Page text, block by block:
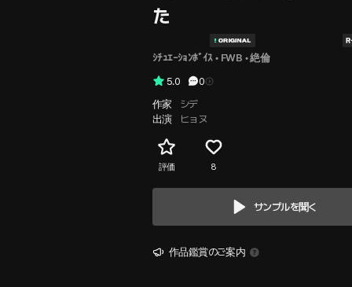
た
ｼﾁｭｴｰｼｮﾝﾎﾞｲｽ • FWB • 絶倫
5.0
0
作家
シデ
出演
ヒョヌ
評価 8
作品鑑賞のご案内
サンプルを聞く